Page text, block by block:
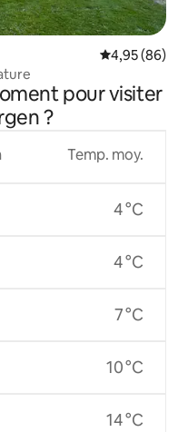
Évaluation
4,95 (86)
pour visiter
?
Temp. moy.
4 °C
4 °C
7 °C
10 °C
14 °C